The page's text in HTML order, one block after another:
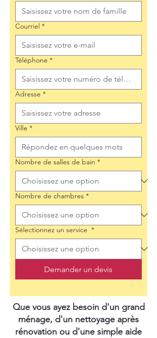
Courriel *
Téléphone *
Adresse *
Ville *
Nombre de salles de bain *
Nombre de chambres *
Sélectionnez un service *
Demander un devis
Que vous ayez besoin d'un grand
ménage, d'un nettoyage après
rénovation ou d'une simple aide